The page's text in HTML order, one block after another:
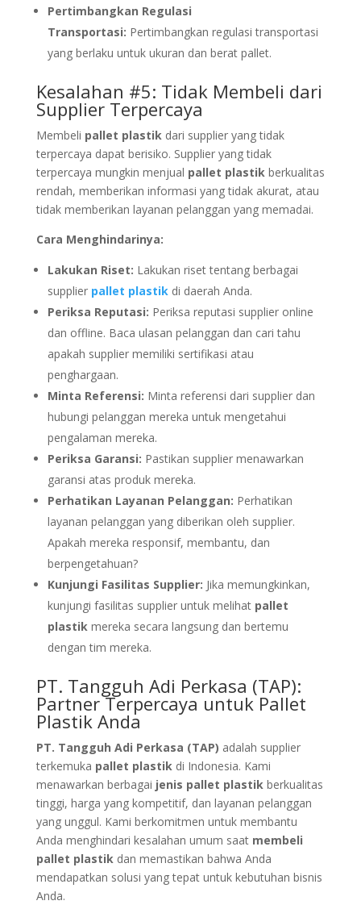
Pertimbangkan Regulasi
Transportasi: Pertimbangkan regulasi transportasi
yang berlaku untuk ukuran dan berat pallet.
Kesalahan #5: Tidak Membeli dari
Supplier Terpercaya
Membeli pallet plastikdari supplier yang tidak
terpercaya dapat berisiko. Supplier yang tidak
terpercaya mungkin menjual pallet plastikberkualitas
rendah, memberikan informasi yang tidak akurat, atau
tidak memberikan layanan pelanggan yang memadai.
Cara Menghindarinya:
Lakukan Riset: Lakukan riset tentang berbagai
supplier pallet plastikdi daerah Anda.
Periksa Reputasi: Periksa reputasi supplier online
dan offline. Baca ulasan pelanggan dan cari tahu
apakah supplier memiliki sertifikasi atau
penghargaan.
Minta Referensi: Minta referensi dari supplier dan
hubungi pelanggan mereka untuk mengetahui
pengalaman mereka.
Periksa Garansi: Pastikan supplier menawarkan
garansi atas produk mereka.
Perhatikan Layanan Pelanggan: Perhatikan
layanan pelanggan yang diberikan oleh supplier.
Apakah mereka responsif, membantu, dan
berpengetahuan?
Kunjungi Fasilitas Supplier: Jika memungkinkan,
kunjungi fasilitas supplier untuk melihat pallet
plastikmereka secara langsung dan bertemu
dengan tim mereka.
PT. Tangguh Adi Perkasa (TAP):
Partner Terpercaya untuk Pallet
Plastik Anda
PT. Tangguh Adi Perkasa (TAP) adalah supplier
terkemuka pallet plastikdi Indonesia. Kami
menawarkan berbagai jenis pallet plastikberkualitas
tinggi, harga yang kompetitif, dan layanan pelanggan
yang unggul. Kami berkomitmen untuk membantu
Anda menghindari kesalahan umum saat membeli
pallet plastikdan memastikan bahwa Anda
mendapatkan solusi yang tepat untuk kebutuhan bisnis
Anda.